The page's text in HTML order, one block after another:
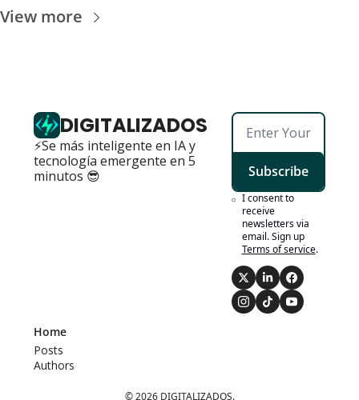
View more
DIGITALIZADOS
⚡Se más inteligente en IA y
tecnología emergente en 5
minutos 😎
Subscribe
I consent to
receive
newsletters via
email. Sign up
Terms of service.
Home
Posts
Authors
© 2026 DIGITALIZADOS.